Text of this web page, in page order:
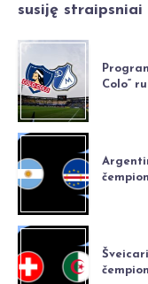
susiję straipsniai
Colo“